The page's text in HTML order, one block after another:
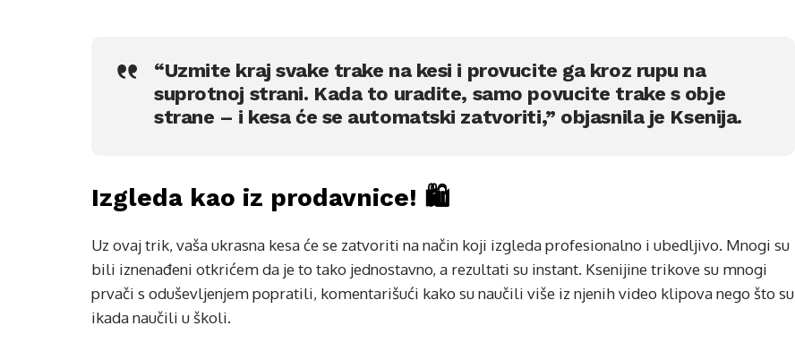
“Uzmite kraj svake trake na kesi i provucite ga kroz rupu na
suprotnoj strani. Kada to uradite, samo povucite trake s obje
strane – i kesa će se automatski zatvoriti,” objasnila je Ksenija.
Izgleda kao iz prodavnice! 🛍️
Uz ovaj trik, vaša ukrasna kesa će se zatvoriti na način koji izgleda profesionalno i ubedljivo. Mnogi su
bili iznenađeni otkrićem da je to tako jednostavno, a rezultati su instant. Ksenijine trikove su mnogi
prvači s oduševljenjem popratili, komentarišući kako su naučili više iz njenih video klipova nego što su
ikada naučili u školi.